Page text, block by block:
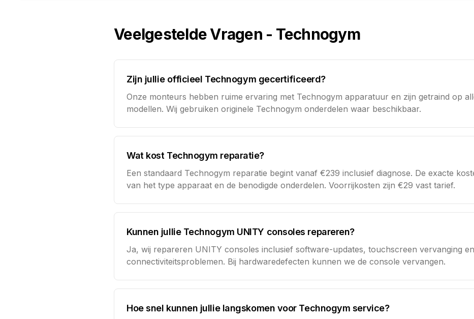
Veelgestelde Vragen - Technogym
Zijn jullie officieel Technogym gecertificeerd?
Onze monteurs hebben ruime ervaring met Technogym apparatuur en zijn getraind op
modellen. Wij gebruiken originele Technogym onderdelen waar beschikbaar.
Wat kost Technogym reparatie?
Een standaard Technogym reparatie begint vanaf €239 inclusief diagnose. De exacte
van het type apparaat en de benodigde onderdelen. Voorrijkosten zijn €29 vast tarief.
Kunnen jullie Technogym UNITY consoles repareren?
Ja, wij repareren UNITY consoles inclusief software-updates, touchscreen vervanging en
connectiviteitsproblemen. Bij hardwaredefecten kunnen we de console vervangen.
Hoe snel kunnen jullie langskomen voor Technogym service?